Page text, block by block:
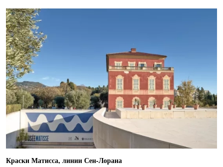
Краски Матисса, линии Сен-Лорана